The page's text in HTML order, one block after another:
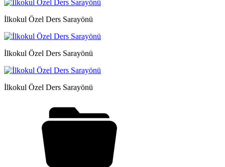
İlkokul Özel Ders Sarayönü
İlkokul Özel Ders Sarayönü
İlkokul Özel Ders Sarayönü